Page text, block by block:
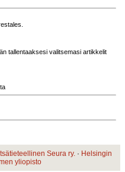
tallentaaksesi valitsemasi artikkelit
Seura ry. · Helsingin
yliopisto